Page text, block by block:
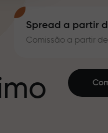
Spread a partir
Comissão a partir